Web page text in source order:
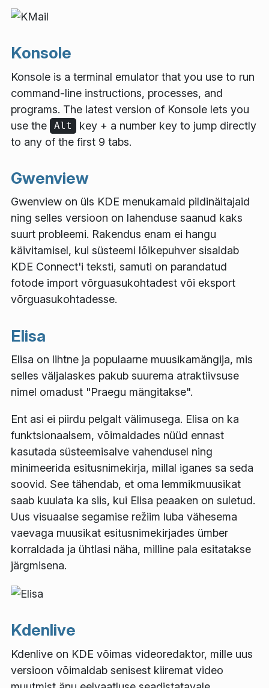
Konsole
Konsole is a terminal emulator that you use to run
command-line instructions, processes, and
programs. The latest version of Konsole lets you
use the
Alt
key + a number key to jump directly
to any of the first 9 tabs.
Gwenview
Gwenview on üls KDE menukamaid pildinäitajaid
ning selles versioon on lahenduse saanud kaks
suurt probleemi. Rakendus enam ei hangu
käivitamisel, kui süsteemi lõikepuhver sisaldab
KDE Connect'i teksti, samuti on parandatud
fotode import võrguasukohtadest või eksport
võrguasukohtadesse.
Elisa
Elisa on lihtne ja populaarne muusikamängija, mis
selles väljalaskes pakub suurema atraktiivsuse
nimel omadust "Praegu mängitakse".
Ent asi ei piirdu pelgalt välimusega. Elisa on ka
funktsionaalsem, võimaldades nüüd ennast
kasutada süsteemisalve vahendusel ning
minimeerida esitusnimekirja, millal iganes sa seda
soovid. See tähendab, et oma lemmikmuusikat
saab kuulata ka siis, kui Elisa peaaken on suletud.
Uus visuaalse segamise režiim luba vähesema
vaevaga muusikat esitusnimekirjades ümber
korraldada ja ühtlasi näha, milline pala esitatakse
järgmisena.
Kdenlive
Kdenlive on KDE võimas videoredaktor, mille uus
versioon võimaldab senisest kiiremat video